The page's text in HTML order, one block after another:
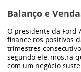
Balanço e
O presidente da Ford
financeiros positivos
trimestres
segundo ele, mostra
com um negócio